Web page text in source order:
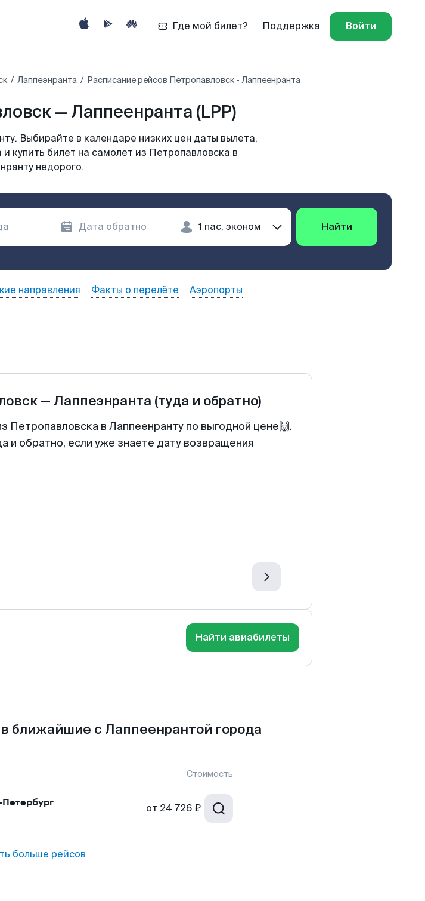
Где мой билет? Поддержка Войти
Лаппеэнранта Расписание рейсов Петропавловск - Лаппеенранта
— Лаппеенранта (LPP)
Выбирайте в календаре низких цен даты вылета,
купить билет на самолет из Петропавловска в
недорого.
Найти
направления Факты о перелёте Аэропорты
— Лаппеэнранта (туда и обратно)
Петропавловска в Лаппеенранту по выгодной цене🙌.
обратно, если уже знаете дату возвращения
Найти авиабилеты
ближайшие с Лаппеенрантой города
Стоимость
от 24 726 ₽
больше рейсов